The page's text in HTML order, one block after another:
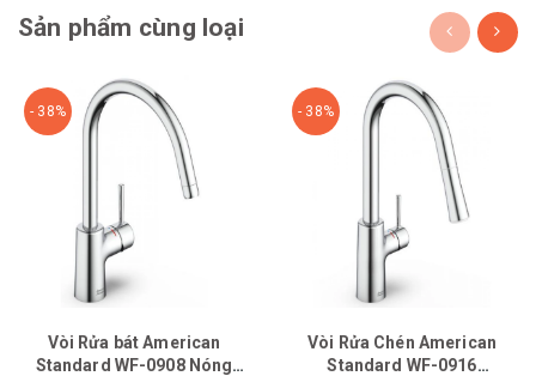
Sản phẩm cùng loại
- 38%
Vòi Rửa bát American
Standard WF-0908 Nóng
- 38%
Vòi Rửa Chén American
Standard WF-0916